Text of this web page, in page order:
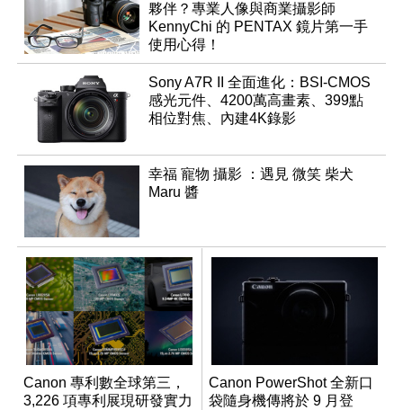
夥伴？專業人像與商業攝影師
KennyChi 的 PENTAX 鏡片第一手
使用心得！
Sony A7R II 全面進化：BSI-CMOS
感光元件、4200萬高畫素、399點
相位對焦、內建4K錄影
幸福 寵物 攝影 ：遇見 微笑 柴犬
Maru 醬
Canon 專利數全球第三，
3,226 項專利展現研發實力
Canon PowerShot 全新口
袋隨身機傳將於 9 月登